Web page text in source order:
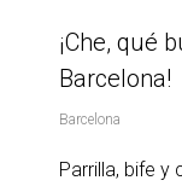
¡Che, qué
Barcelona!
Barcelona
Parrilla, bife y